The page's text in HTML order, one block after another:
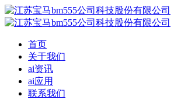
首页
关于我们
ai资讯
ai应用
联系我们